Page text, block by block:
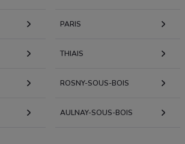
PARIS
THIAIS
ROSNY-SOUS-BOIS
AULNAY-SOUS-BOIS